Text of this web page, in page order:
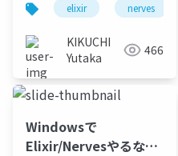
elixir nerves
KIKUCHI
Yutaka
466
Windowsで
Elixir/Nervesやるなら